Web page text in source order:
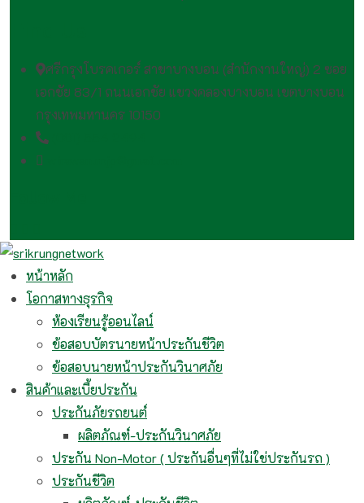
ศรีกรุงโบรคเกอร์ สาขาบางบอน (สำนักงานใหญ่) 2 ซอย
เอกชัย 83/1 ถนนเอกชัย แขวงคลองบางบอน เขตบางบอน
กรุงเทพมหานคร 10150
หน้าหลัก
โอกาสทางธุรกิจ
ห้องเรียนรู้ออนไลน์
ข้อสอบบัตรนายหน้าประกันชีวิต
ข้อสอบนายหน้าประกันวินาศภัย
สินค้าและเบี้ยประกัน
ประกันภัยรถยนต์
ผลิตภัณฑ์-ประกันวินาศภัย
ประกัน Non-Motor ( ประกันอื่นๆที่ไม่ใช่ประกันรถ )
ประกันชีวิต